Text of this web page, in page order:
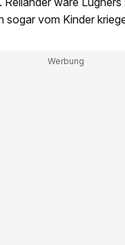
sogar vom Kinder